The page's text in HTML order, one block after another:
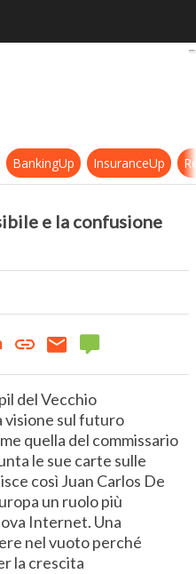
la ripresa possibile e la
BankingUp InsuranceUp
e la confusione
del Vecchio
visione sul futuro
quella del commissario
le sue carte sulle
così Juan Carlos De
un ruolo più
Internet. Una
nel vuoto perché
la crescita